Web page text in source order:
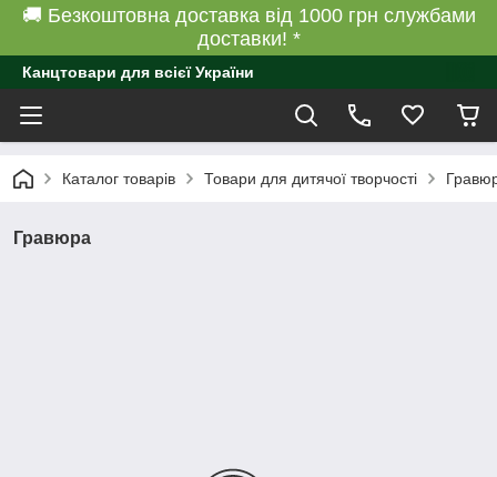
🚚 Безкоштовна доставка від 1000 грн службами
доставки! *
Канцтовари для всієї України
Каталог товарів Товари для дитячої творчості
Гравюра